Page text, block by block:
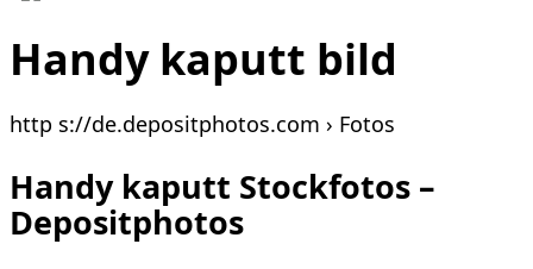
Handy kaputt bild
http s://de.depositphotos.com › Fotos
Handy kaputt Stockfotos –
Depositphotos